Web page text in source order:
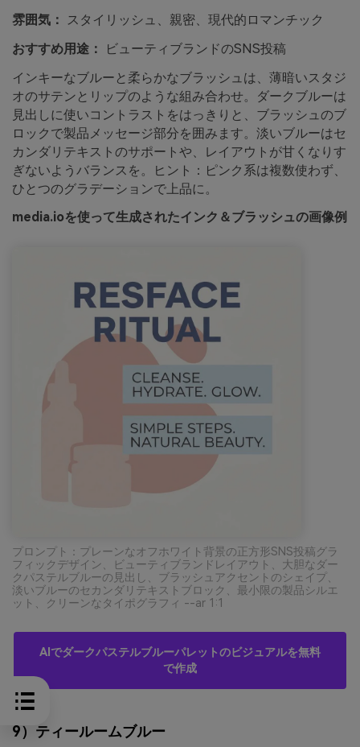
雰囲気： スタイリッシュ、親密、現代的ロマンチック
おすすめ用途：
ビューティブランドのSNS投稿
インキーなブルーと柔らかなブラッシュは、薄暗いスタジ
オのサテンとリップのような組み合わせ。ダークブルーは
見出しに使いコントラストをはっきりと、ブラッシュのブ
ロックで製品メッセージ部分を囲みます。淡いブルーはセ
カンダリテキストのサポートや、レイアウトが甘くなりす
ぎないようバランスを。ヒント：ピンク系は複数使わず、
ひとつのグラデーションで上品に。
media.ioを使って生成されたインク＆ブラッシュの画像例
プロンプト：プレーンなオフホワイト背景の正方形SNS投稿グラ
フィックデザイン、ビューティブランドレイアウト、大胆なダー
クパステルブルーの見出し、ブラッシュアクセントのシェイプ、
淡いブルーのセカンダリテキストブロック、最小限の製品シルエ
ット、クリーンなタイポグラフィ --ar 1:1
AIでダークパステルブルーパレットのビジュアルを無料
で作成
9）ティールームブルー